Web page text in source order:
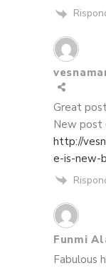
Great
New post
http://
e-is-new-
Funmi
Fabulous